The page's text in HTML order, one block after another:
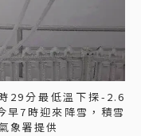
29分最低溫下探-2.6
早7時迎來降雪，積雪
象署提供